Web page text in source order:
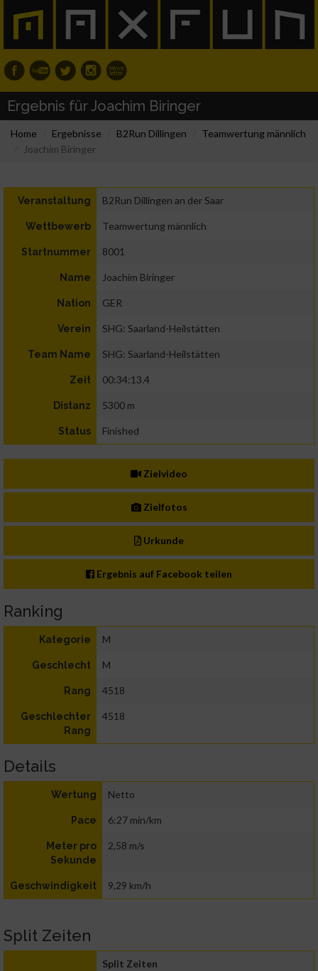
Ergebnis für Joachim Biringer
Home Ergebnisse B2Run Dillingen
Teamwertung männlich
Joachim Biringer
Veranstaltung B2Run Dillingen an der Saar
Wettbewerb Teamwertung männlich
Startnummer 8001
Name Joachim Biringer
Nation GER
Verein SHG: Saarland-Heilstätten
Team Name SHG: Saarland-Heilstätten
Zeit 00:34:13.4
Distanz 5300 m
Status Finished
Zielvideo
Zielfotos
Urkunde
Ergebnis auf Facebook teilen
Ranking
Kategorie M
Geschlecht M
Rang 4518
Geschlechter
Rang
4518
Details
Wertung Netto
Pace 6:27 min/km
Meter pro
Sekunde
2,58 m/s
Geschwindigkeit 9,29 km/h
Split Zeiten
Split Zeiten